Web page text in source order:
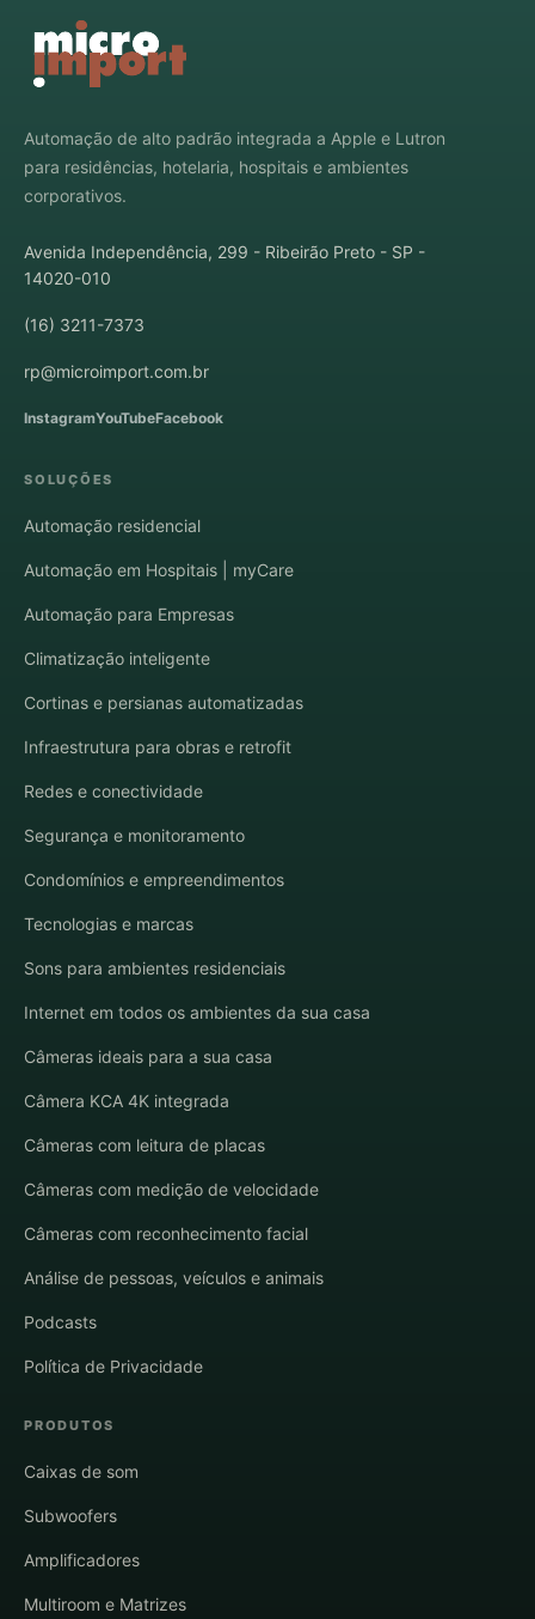
Automação de alto padrão integrada a Apple e Lutron
para residências, hotelaria, hospitais e ambientes
corporativos.
Avenida Independência, 299 - Ribeirão Preto - SP -
14020-010
(16) 3211-7373
rp@microimport.com.br
InstagramYouTubeFacebook
SOLUÇÕES
Automação residencial
Automação em Hospitais | myCare
Automação para Empresas
Climatização inteligente
Cortinas e persianas automatizadas
Infraestrutura para obras e retrofit
Redes e conectividade
Segurança e monitoramento
Condomínios e empreendimentos
Tecnologias e marcas
Sons para ambientes residenciais
Internet em todos os ambientes da sua casa
Câmeras ideais para a sua casa
Câmera KCA 4K integrada
Câmeras com leitura de placas
Câmeras com medição de velocidade
Câmeras com reconhecimento facial
Análise de pessoas, veículos e animais
Podcasts
Política de Privacidade
PRODUTOS
Caixas de som
Subwoofers
Amplificadores
Multiroom e Matrizes